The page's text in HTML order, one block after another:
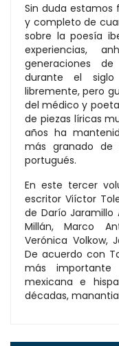
Sin duda estamos
y completo de
sobre la poesía
experiencias,
generaciones
durante el
libremente, pero
del médico y
de piezas líricas
años ha
más granado de
portugués.
En este tercer
escritor Viíctor
de Darío Jaramillo
Millán, Marco
Verónica Volkow,
De acuerdo con
más
mexicana e
décadas,